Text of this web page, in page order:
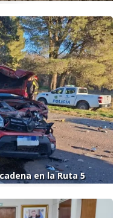
en la Ruta 5